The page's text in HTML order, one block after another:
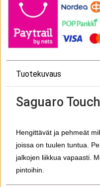
Tuotekuvaus
Saguaro
Hengittävät ja pehmeät
joissa on tuulen tuntua.
jalkojen liikkua vapaasti.
pintoihin.